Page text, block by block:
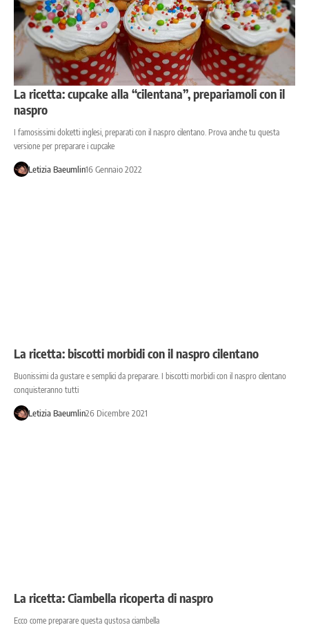
La ricetta: cupcake alla “cilentana”, prepariamoli con il
naspro
I famosissimi dolcetti inglesi, preparati con il naspro cilentano. Prova anche tu questa
versione per preparare i cupcake
Letizia Baeumlin16 Gennaio 2022
La ricetta: biscotti morbidi con il naspro cilentano
Buonissimi da gustare e semplici da preparare. I biscotti morbidi con il naspro cilentano
conquisteranno tutti
Letizia Baeumlin26 Dicembre 2021
La ricetta: Ciambella ricoperta di naspro
Ecco come preparare questa gustosa ciambella